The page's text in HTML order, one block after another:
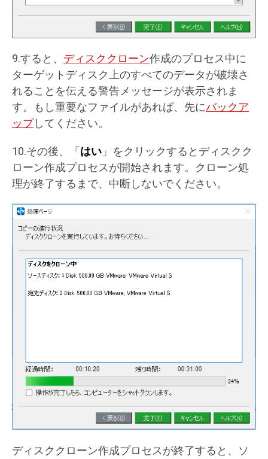
9.すると、 ディスククローン作成のプロセス中に
ターゲットディスク上のすべてのデータが破壊さ
れることを伝える警告メッセージが表示されま
す。もし重要なファイルがあれば、先にバックア
ップしてください。
10.その後、「はい 」をクリックするとディスクク
ローン作成プロセスが開始されます。クローン処
理が終了するまで、中断しないでください。
ディスククローン作成プロセスが終了すると、ソ